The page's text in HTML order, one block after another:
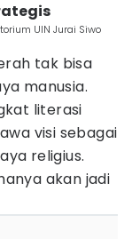
UIN Jurai Siwo
tak bisa
manusia.
literasi
visi sebagai
religius.
akan jadi